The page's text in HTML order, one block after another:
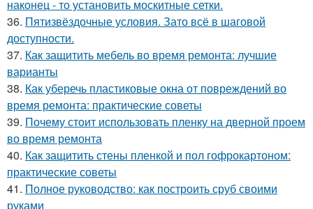
наконец - то установить москитные сетки.
36. Пятизвёздочные условия. Зато всё в шаговой
доступности.
37. Как защитить мебель во время ремонта: лучшие
варианты
38. Как уберечь пластиковые окна от повреждений во
время ремонта: практические советы
39. Почему стоит использовать пленку на дверной проем
во время ремонта
40. Как защитить стены пленкой и пол гофрокартоном:
практические советы
41. Полное руководство: как построить сруб своими
руками